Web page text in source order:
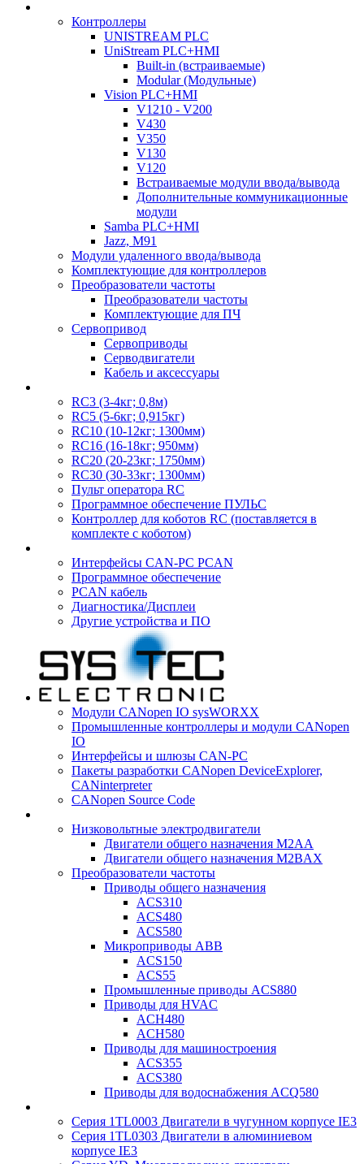
Контроллеры
UNISTREAM PLC
UniStream PLC+HMI
Built-in (встраиваемые)
Modular (Модульные)
Vision PLC+HMI
V1210 - V200
V430
V350
V130
V120
Встраиваемые модули ввода/вывода
Дополнительные коммуникационные
модули
Samba PLC+HMI
Jazz, M91
Модули удаленного ввода/вывода
Комплектующие для контроллеров
Преобразователи частоты
Преобразователи частоты
Комплектующие для ПЧ
Сервопривод
Сервоприводы
Серводвигатели
Кабель и аксессуары
RC3 (3-4кг; 0,8м)
RC5 (5-6кг; 0,915кг)
RC10 (10-12кг; 1300мм)
RC16 (16-18кг; 950мм)
RC20 (20-23кг; 1750мм)
RC30 (30-33кг; 1300мм)
Пульт оператора RC
Программное обеспечение ПУЛЬС
Контроллер для коботов RC (поставляется в
комплекте с коботом)
Интерфейсы CAN-PC PCAN
Программное обеспечение
PCAN кабель
Диагностика/Дисплеи
Другие устройства и ПО
Модули CANopen IO sysWORXX
Промышленные контроллеры и модули CANopen
IO
Интерфейсы и шлюзы CAN-PC
Пакеты разработки CANopen DeviceExplorer,
CANinterpreter
CANopen Source Code
Низковольтные электродвигатели
Двигатели общего назначения M2AA
Двигатели общего назначения M2BAX
Преобразователи частоты
Приводы общего назначения
ACS310
ACS480
ACS580
Микроприводы ABB
ACS150
ACS55
Промышленные приводы ACS880
Приводы для HVAC
ACH480
ACH580
Приводы для машиностроения
ACS355
ACS380
Приводы для водоснабжения ACQ580
Серия 1TL0003 Двигатели в чугунном корпусе IE3
Серия 1TL0303 Двигатели в алюминиевом
корпусе IE3